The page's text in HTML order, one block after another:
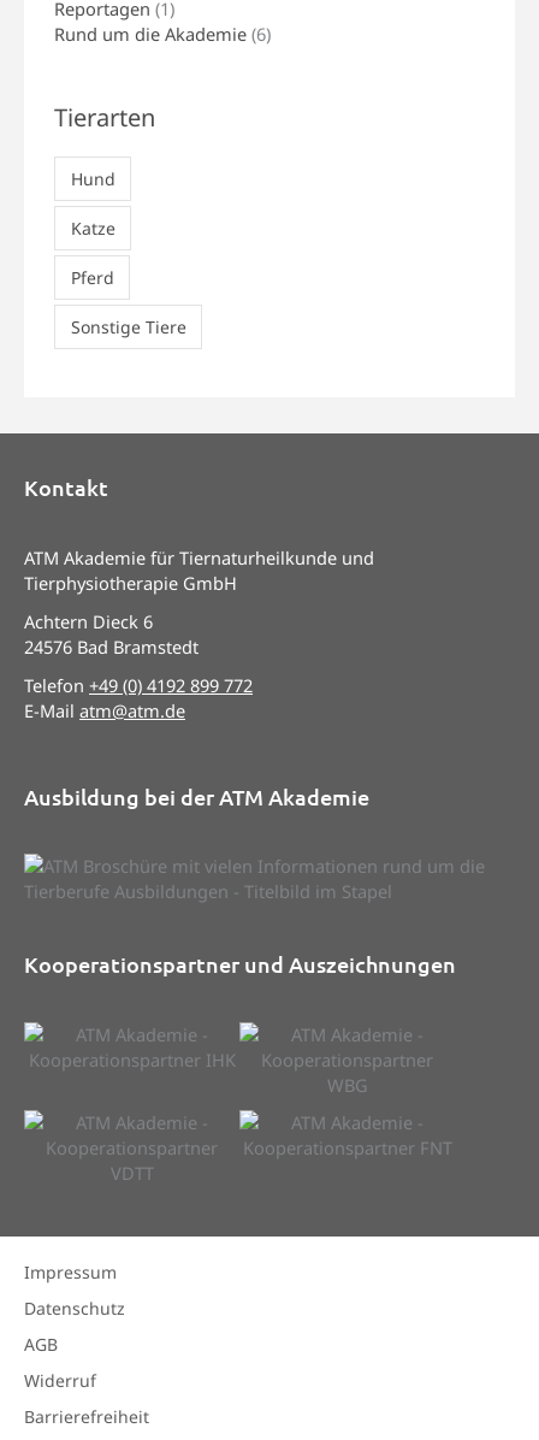
Reportagen (1)
Rund um die Akademie (6)
Tierarten
Hund
Katze
Pferd
Sonstige Tiere
Kontakt
ATM Akademie für Tiernaturheilkunde und
Tierphysiotherapie GmbH
Achtern Dieck 6
24576 Bad Bramstedt
Telefon +49 (0) 4192 899 772
E-Mail atm@atm.de
Ausbildung bei der ATM Akademie
Kooperationspartner und Auszeichnungen
Impressum
Datenschutz
AGB
Widerruf
Barrierefreiheit